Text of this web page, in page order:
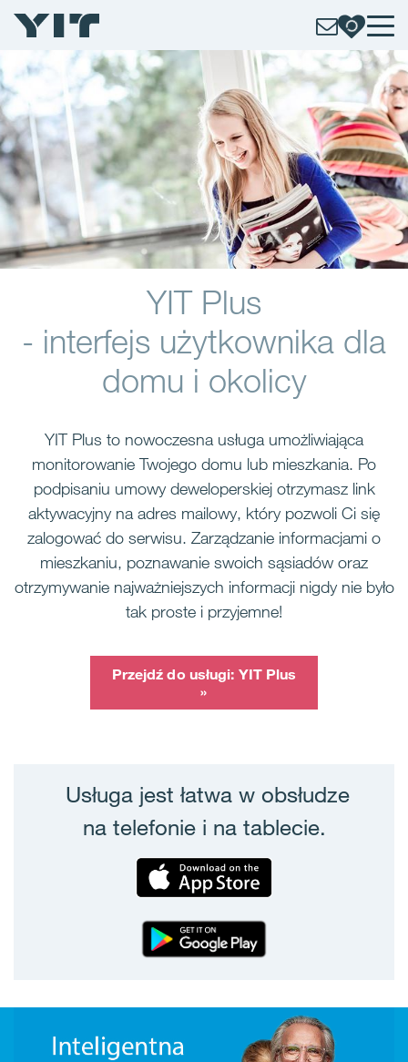
YIT Plus
- interfejs użytkownika dla
domu i okolicy
YIT Plus to nowoczesna usługa umożliwiająca
monitorowanie Twojego domu lub mieszkania. Po
podpisaniu umowy deweloperskiej otrzymasz link
aktywacyjny na adres mailowy, który pozwoli Ci się
zalogować do serwisu. Zarządzanie informacjami o
mieszkaniu, poznawanie swoich sąsiadów oraz
otrzymywanie najważniejszych informacji nigdy nie było
tak proste i przyjemne!
Przejdź do usługi: YIT Plus
»
Usługa jest łatwa w obsłudze
na telefonie i na tablecie.